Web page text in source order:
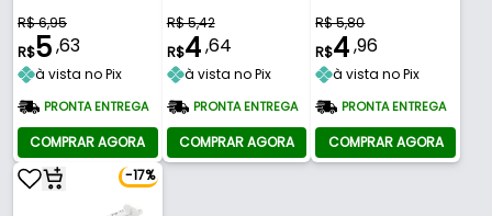
R$ 6,95
R$5,63
à vista no Pix
PRONTA ENTREGA
COMPRAR AGORA
R$ 5,42
R$4,64
à vista no Pix
PRONTA ENTREGA
COMPRAR AGORA
R$ 5,80
R$4,96
à vista no Pix
PRONTA ENTREGA
COMPRAR AGORA
-17%